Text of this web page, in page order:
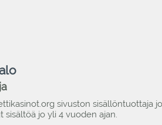
sivuston
sisältöä jo yli 4 vuoden ajan.